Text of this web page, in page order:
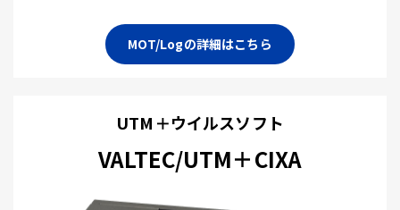
MOT/Logの詳細はこちら
UTM＋ウイルスソフト
VALTEC/UTM＋CIXA